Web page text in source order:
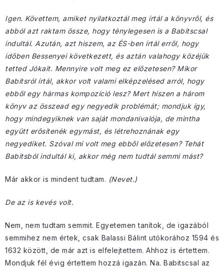
Igen. Követtem, amiket nyilatkoztál meg írtál a könyvről, és
abból azt raktam össze, hogy ténylegesen is a Babitscsal
indultál. Azután, azt hiszem, az ÉS-ben írtál erről, hogy
időben Bessenyei következett, és aztán valahogy közéjük
tetted Jókait. Mennyire volt meg ez előzetesen? Mikor
Babitsról írtál, akkor volt valami elképzelésed arról, hogy
ebből egy hármas kompozíció lesz? Mert hiszen a három
könyv az összead egy negyedik problémát; mondjuk így,
hogy mindegyiknek van saját mondanivalója, de mintha
együtt erősítenék egymást, és létrehoznának egy
negyediket. Szóval mi volt meg ebből előzetesen? Tehát
Babitsból indultál ki, akkor még nem tudtál semmi mást?
Már akkor is mindent tudtam. (Nevet.)
De az is kevés volt.
Nem, nem tudtam semmit. Egyetemen tanítok, de igazából
semmihez nem értek, csak Balassi Bálint utókorához 1594 és
1632 között, de már azt is elfelejtettem. Ahhoz is értettem.
Mondjuk fél évig értettem hozzá igazán. Na. Babitscsal az